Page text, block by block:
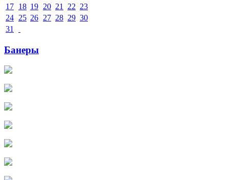
17 18 19 20 21 22 23
24 25 26 27 28 29 30
31
Банеры